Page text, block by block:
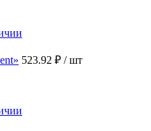
523.92 ₽ / шт